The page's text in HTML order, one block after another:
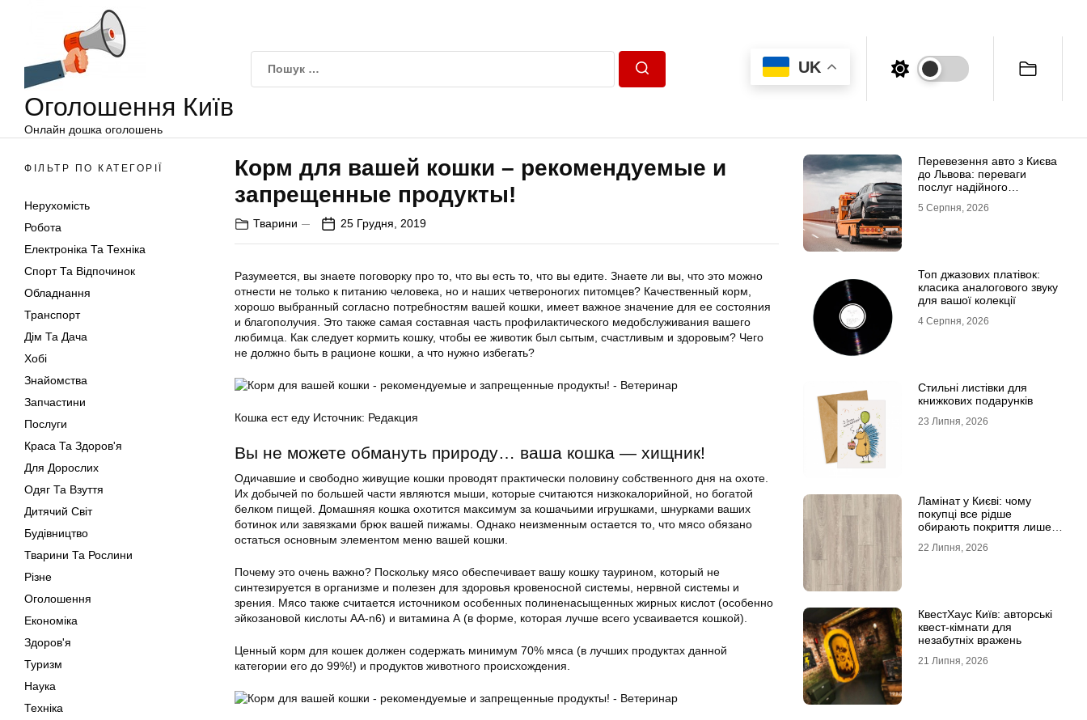
Оголошення Київ
Онлайн дошка оголошень
UK
ФІЛЬТР ПО КАТЕГОРІЇ
Нерухомість
Робота
Електроніка Та Техніка
Спорт Та Відпочинок
Обладнання
Транспорт
Дім Та Дача
Хобі
Знайомства
Запчастини
Послуги
Краса Та Здоров'я
Для Дорослих
Одяг Та Взуття
Дитячий Світ
Будівництво
Тварини Та Рослини
Різне
Оголошення
Економіка
Здоров'я
Туризм
Наука
Техніка
Корм для вашей кошки – рекомендуемые и
запрещенные продукты!
Тварини 25 Грудня, 2019
Разумеется, вы знаете поговорку про то, что вы есть то, что вы едите. Знаете ли вы, что это можно
отнести не только к питанию человека, но и наших четвероногих питомцев? Качественный корм,
хорошо выбранный согласно потребностям вашей кошки, имеет важное значение для ее состояния
и благополучия. Это также самая составная часть профилактического медобслуживания вашего
любимца. Как следует кормить кошку, чтобы ее животик был сытым, счастливым и здоровым? Чего
не должно быть в рационе кошки, а что нужно избегать?
Кошка ест еду Источник: Редакция
Вы не можете обмануть природу… ваша кошка — хищник!
Одичавшие и свободно живущие кошки проводят практически половину собственного дня на охоте.
Их добычей по большей части являются мыши, которые считаются низкокалорийной, но богатой
белком пищей. Домашняя кошка охотится максимум за кошачьими игрушками, шнурками ваших
ботинок или завязками брюк вашей пижамы. Однако неизменным остается то, что мясо обязано
остаться основным элементом меню вашей кошки.
Почему это очень важно? Поскольку мясо обеспечивает вашу кошку таурином, который не
синтезируется в организме и полезен для здоровья кровеносной системы, нервной системы и
зрения. Мясо также считается источником особенных полиненасыщенных жирных кислот (особенно
эйкозановой кислоты AA-n6) и витамина А (в форме, которая лучше всего усваивается кошкой).
Ценный корм для кошек должен содержать минимум 70% мяса (в лучших продуктах данной
категории его до 99%!) и продуктов животного происхождения.
Перевезення авто з Києва
до Львова: переваги
послуг надійного
5 Серпня, 2026
Топ джазових платівок:
класика аналогового звуку
для вашої колекції
4 Серпня, 2026
Стильні листівки для
книжкових подарунків
23 Липня, 2026
Ламінат у Києві: чому
покупці все рідше
обирають покриття лише
22 Липня, 2026
КвестХаус Київ: авторські
квест-кімнати для
незабутніх вражень
21 Липня, 2026